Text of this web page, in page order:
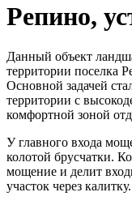
Репино,
Данный объект
территории поселка
Основной задачей
территории с
комфортной зоной
У главного входа
колотой брусчатки.
мощение и делит
участок через калитку.